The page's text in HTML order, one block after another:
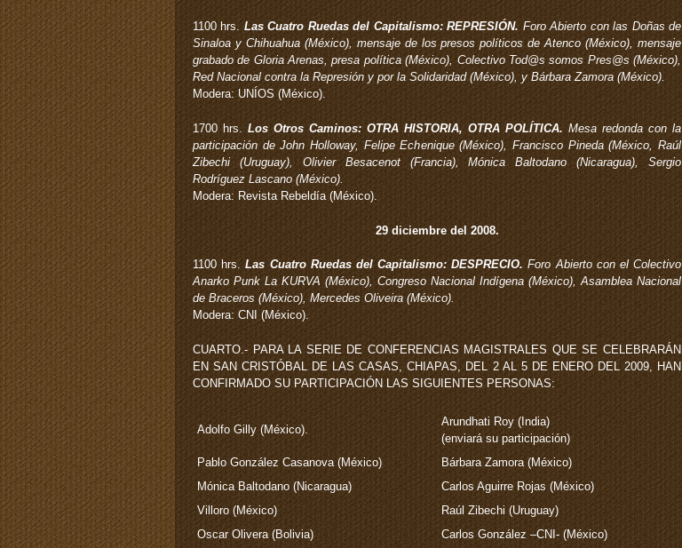
1100 hrs. Las Cuatro Ruedas del Capitalismo: REPRESIÓN. Foro Abierto con las Doñas de
Sinaloa y Chihuahua (México), mensaje de los presos políticos de Atenco (México), mensaje
grabado de Gloria Arenas, presa política (México), Colectivo Tod@s somos Pres@s (México),
Red Nacional contra la Represión y por la Solidaridad (México), y Bárbara Zamora (México).
Modera: UNÍOS (México).
1700 hrs. Los Otros Caminos: OTRA HISTORIA, OTRA POLÍTICA. Mesa redonda con la
participación de John Holloway, Felipe Echenique (México), Francisco Pineda (México, Raúl
Zibechi (Uruguay), Olivier Besacenot (Francia), Mónica Baltodano (Nicaragua), Sergio
Rodríguez Lascano (México).
Modera: Revista Rebeldía (México).
29 diciembre del 2008.
1100 hrs.Las Cuatro Ruedas del Capitalismo: DESPRECIO.Foro Abierto con el Colectivo
Anarko Punk La KURVA (México), Congreso Nacional Indígena (México), Asamblea Nacional
de Braceros (México), Mercedes Oliveira (México).
Modera: CNI (México).
CUARTO.- PARA LA SERIE DE CONFERENCIAS MAGISTRALES QUE SE CELEBRARÁN
EN SAN CRISTÓBAL DE LAS CASAS, CHIAPAS, DEL 2 AL 5 DE ENERO DEL 2009, HAN
CONFIRMADO SU PARTICIPACIÓN LAS SIGUIENTES PERSONAS:
Adolfo Gilly (México).
Arundhati Roy (India)
(enviará su participación)
Pablo González Casanova (México)
Bárbara Zamora (México)
Mónica Baltodano (Nicaragua)
Carlos Aguirre Rojas (México)
Villoro (México)
Raúl Zibechi (Uruguay)
Oscar Olivera (Bolivia)
Carlos González –CNI- (México)